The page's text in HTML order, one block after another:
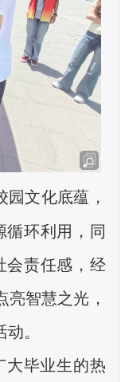
文化底蕴，
循环利用，同
会责任感，经
亮智慧之光，
。
大毕业生的热